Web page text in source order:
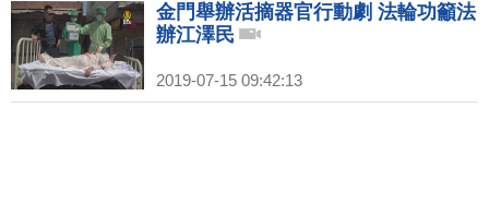
金門舉辦活摘器官行動劇 法輪功籲法
辦江澤民
2019-07-15 09:42:13